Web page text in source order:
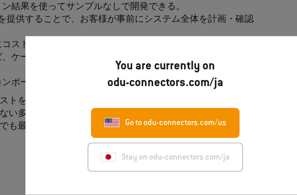
You are currently on
odu-connectors.com/ja
Go to odu-connectors.com/us
Stay on odu-connectors.com/ja
結果を使ってサンプルなしで開発できる。
提供することで、お客様が事前にシステム全体を計画・確認
スト効率よく実施できる。
ケーブル・アセンブリは、任意の合計長さで個別に購入す
ポーネントの工場在庫により、短納期で入手可能です。
トを低く抑えることができる。 信頼性の高い伝送システム
多くの利点がある。 ODUのコネクタにより、ODUのSPEケー
も最高のシグナルインテグリティを提供し、その優れた耐用